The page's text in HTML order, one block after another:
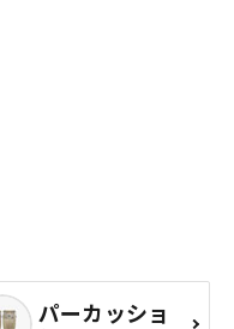
パーカッショ